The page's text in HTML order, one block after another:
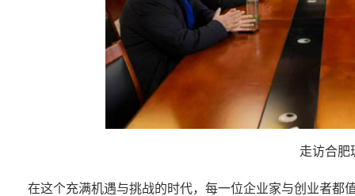
走访合肥
在这个充满机遇与挑战的时代，每一位企业家与创业者都